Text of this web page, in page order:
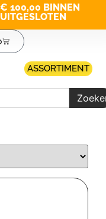
€ 100,00 BINNEN
ASSORTIMENT